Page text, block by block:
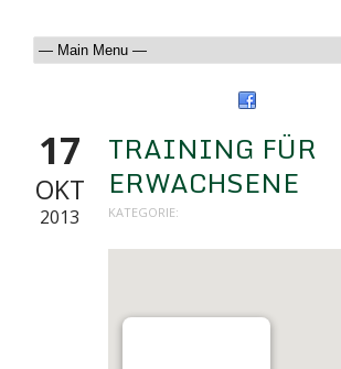
17
OKT
2013
TRAINING FÜR
ERWACHSENE
KATEGORIE: